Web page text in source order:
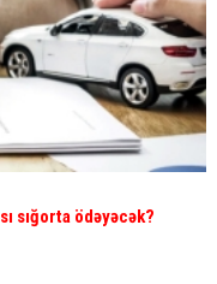
sığorta ödəyəcək?